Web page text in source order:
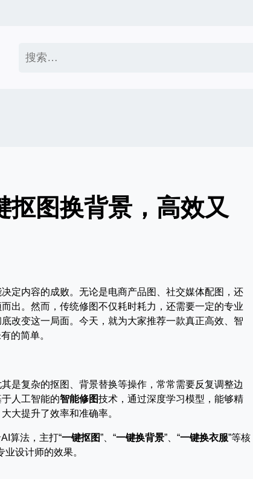
索：
抠图换背景，高效又
定内容的成败。无论是电商产品图、社交媒体配图，还
出。然而，传统修图不仅耗时耗力，还需要一定的专业
改变这一局面。今天，就为大家推荐一款真正高效、智
的简单。
是复杂的抠图、背景替换等操作，常常需要反复调整边
人工智能的智能修图技术，通过深度学习模型，能够精
大提升了效率和准确率。
算法，主打“一键抠图”、“一键换背景”、“一键换衣服”等核
设计师的效果。